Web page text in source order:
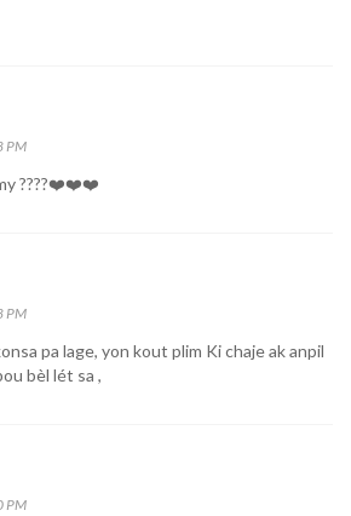
PM
????❤️❤️❤️
PM
pa lage, yon kout plim Ki chaje ak anpil
bèl lét sa ,
PM